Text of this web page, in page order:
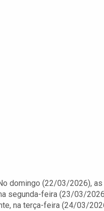
domingo (22/03/2026), as
segunda-feira (23/03/
na terça-feira (24/03/